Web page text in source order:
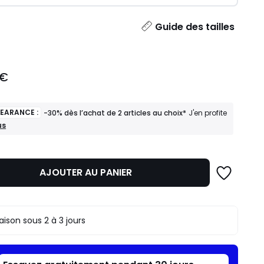
Guide des tailles
: -30% dès l’achat de 2 articles au choix* J'en profite
AJOUTER AU PANIER
sous 2 à 3 jours